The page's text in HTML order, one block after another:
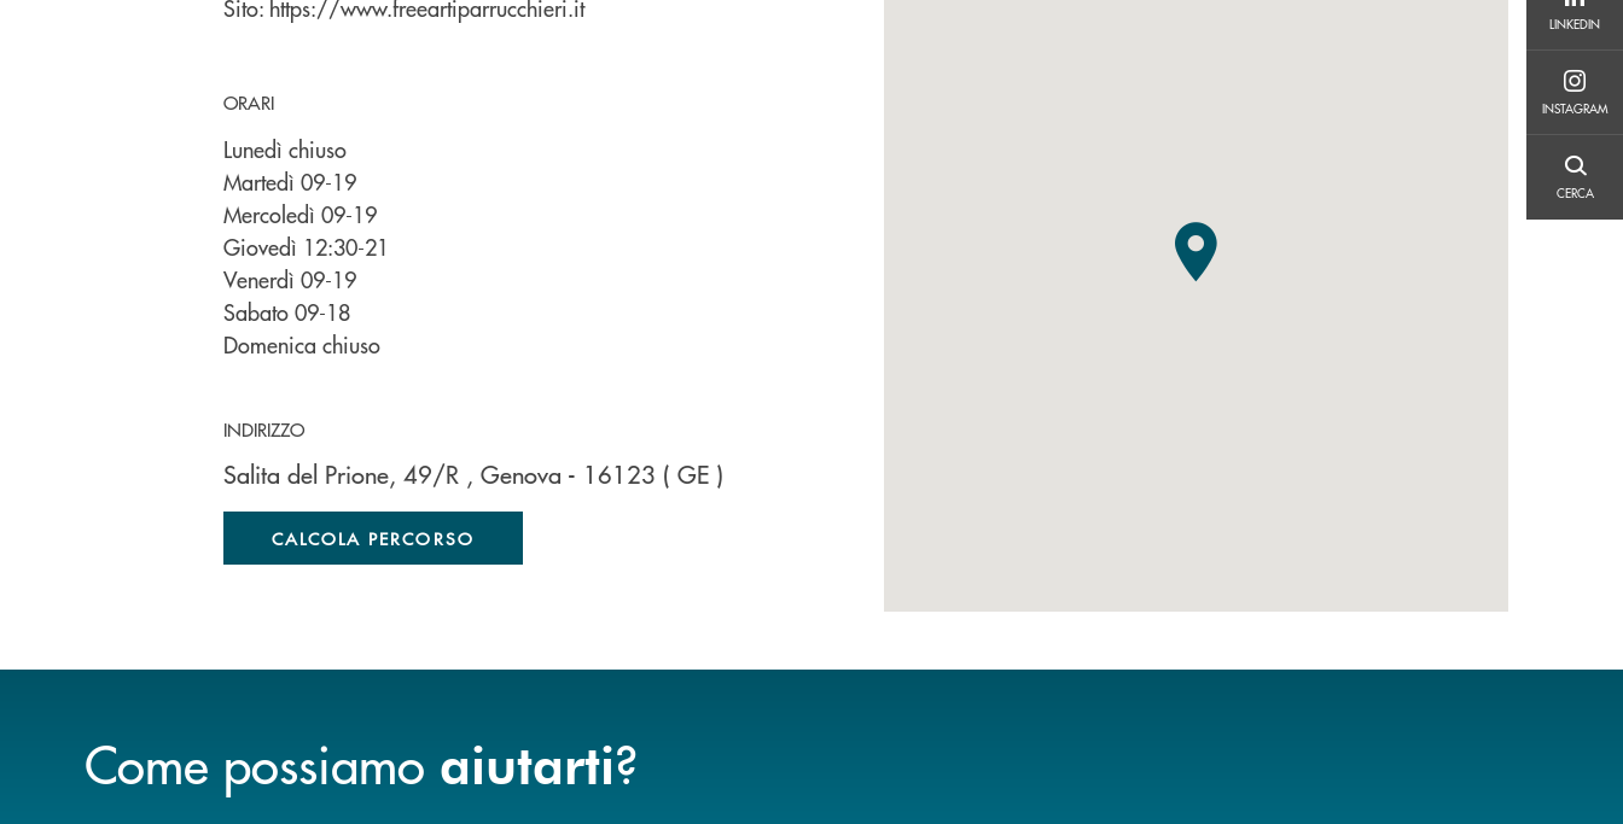
LINKEDIN
INSTAGRAM
CERCA
Sito: https://www.freeartiparrucchieri.it
ORARI
Lunedì chiuso
Martedì 09-19
Mercoledì 09-19
Giovedì 12:30-21
Venerdì 09-19
Sabato 09-18
Domenica chiuso
INDIRIZZO
Salita del Prione, 49/R , Genova - 16123 ( GE )
CALCOLA PERCORSO
Come possiamo aiutarti?